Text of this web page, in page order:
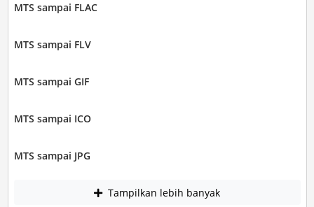
MTS sampai FLAC
MTS sampai FLV
MTS sampai GIF
MTS sampai ICO
MTS sampai JPG
Tampilkan lebih banyak